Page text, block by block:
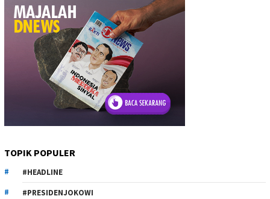
TOPIK POPULER
#HEADLINE
#PRESIDENJOKOWI